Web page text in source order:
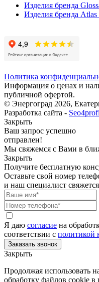
Изделия бренда
Изделия бренда Atlas
Политика
Информация о ценах и
публичной офертой.
© Энергоград 2026,
Разработка сайта -
Закрыть
Ваш запрос успешно
отправлен!
Мы свяжемся с Вами в
Закрыть
Получите бесплатную
Оставьте свой номер
и наш специалист
Я даю согласие на
соответствии с политикой
Закрыть
Продолжая использовать
обработку файлов cookie